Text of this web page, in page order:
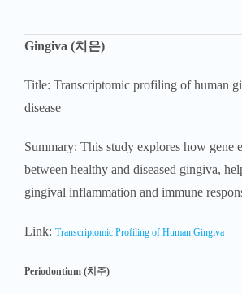
Gingiva (치은)
Title: Transcriptomic profiling of human
disease
Summary: This study explores how gene
between healthy and diseased gingiva,
gingival inflammation and immune
Link: Transcriptomic Profiling of Human Gingiva
Periodontium (치주)